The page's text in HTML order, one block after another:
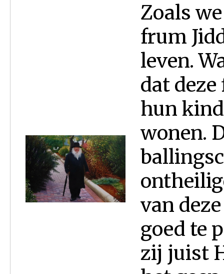
Zoals
frum
leven.
dat
hun
wonen.
van
goed te
zij juist